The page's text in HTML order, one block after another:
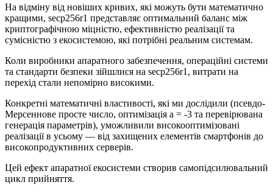
На відміну від новіших кривих, які можуть бути математично
кращими, secp256r1 представляє оптимальний баланс між
криптографічною міцністю, ефективністю реалізації та
сумісністю з екосистемою, які потрібні реальним системам.
Коли виробники апаратного забезпечення, операційні системи
та стандарти безпеки зійшлися на secp256r1, витрати на
перехід стали непомірно високими.
Конкретні математичні властивості, які ми дослідили (псевдо-
Мерсеннове просте число, оптимізація a = -3 та перевірювана
генерація параметрів), уможливили високооптимізовані
реалізації в усьому — від захищених елементів смартфонів до
високопродуктивних серверів.
Цей ефект апаратної екосистеми створив самопідсилювальний
цикл прийняття.